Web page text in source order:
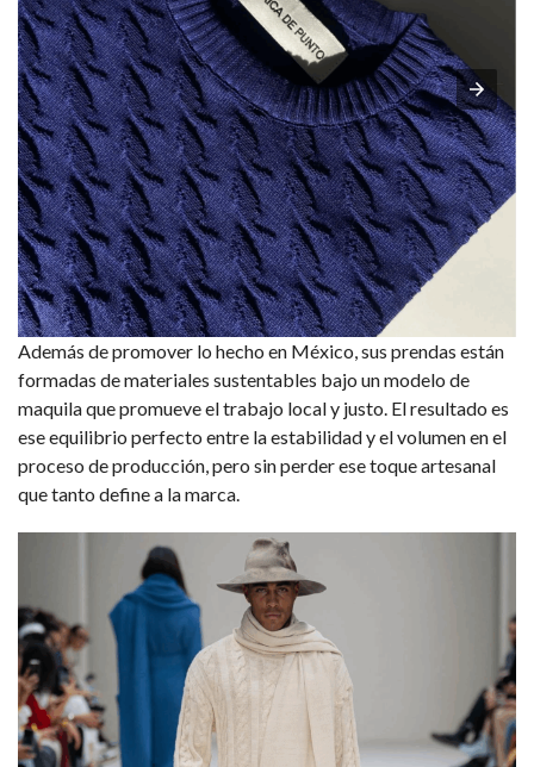
Además de promover lo hecho en México, sus prendas están
formadas de materiales sustentables bajo un modelo de
maquila que promueve el trabajo local y justo. El resultado es
ese equilibrio perfecto entre la estabilidad y el volumen en el
proceso de producción, pero sin perder ese toque artesanal
que tanto define a la marca.